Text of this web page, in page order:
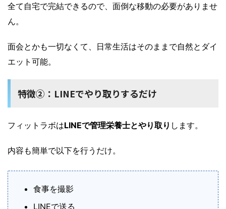
全て自宅で完結できるので、面倒な移動の必要がありませ
ん。
面会とかも一切なくて、日常生活はそのままで自然とダイ
エット可能。
特徴②：LINEでやり取りするだけ
フィットラボはLINEで管理栄養士とやり取り します。
内容も簡単で以下を行うだけ。
食事を撮影
LINEで送る